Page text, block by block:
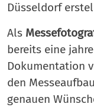
Düsseldorf
Als
bereits eine
Dokumentation
den
genauen